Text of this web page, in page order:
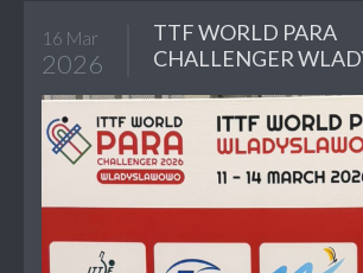
16 Mar
2026
TTF WORLD PARA
CHALLENGER